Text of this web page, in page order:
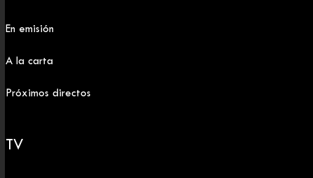
En emisión
A la carta
Próximos directos
TV